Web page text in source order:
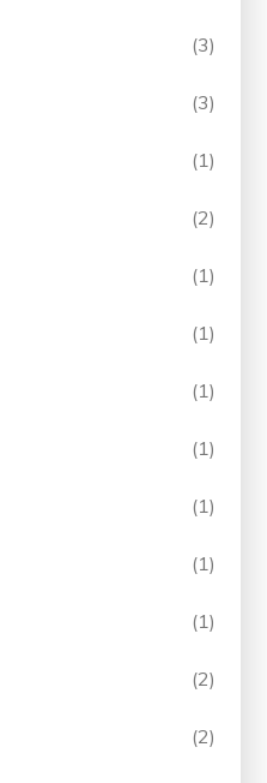
(3)
(3)
(1)
(2)
(1)
(1)
(1)
(1)
(1)
(1)
(1)
(2)
(2)